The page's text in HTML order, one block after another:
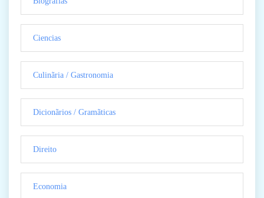
Ciencias
Culinãria / Gastronomia
Dicionãrios / Gramãticas
Direito
Economia